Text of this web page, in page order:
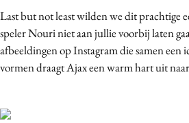
Last but not least wilden we dit prachtige
speler Nouri niet aan jullie voorbij laten
afbeeldingen op Instagram die samen een
vormen draagt Ajax een warm hart uit